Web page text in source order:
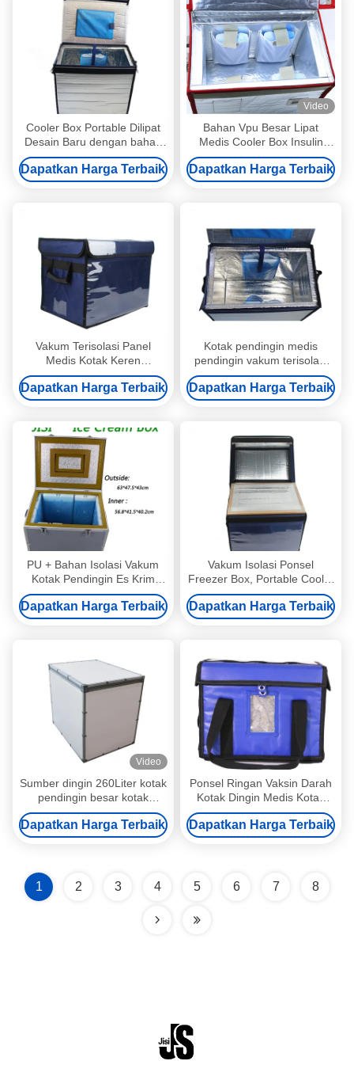
Cooler Box Portable Dilipat
Desain Baru dengan bahan
termal VIP
Dapatkan Harga Terbaik
Video
Bahan Vpu Besar Lipat
Medis Cooler Box Insulin
Terisolasi Untuk Transportasi
Panjang
Dapatkan Harga Terbaik
Vakum Terisolasi Panel
Medis Kotak Keren
Pengiriman Kotak Pendingin
Es Terisolasi
Dapatkan Harga Terbaik
Kotak pendingin medis
pendingin vakum terisolasi
disesuaikan untuk
transportasi rantai dingin
Dapatkan Harga Terbaik
PU + Bahan Isolasi Vakum
Kotak Pendingin Es Krim
Untuk -22C Beku
Dapatkan Harga Terbaik
Vakum Isolasi Ponsel
Freezer Box, Portable Cooler
Box 30 * 30 * 30cm Ukuran
Internal
Dapatkan Harga Terbaik
Video
Sumber dingin 260Liter kotak
pendingin besar kotak
pendingin vaksin medis kotak
pengiriman terisolasi untuk
transportasi rantai dingin
Dapatkan Harga Terbaik
Ponsel Ringan Vaksin Darah
Kotak Dingin Medis Kotak
Pendingin Portabel Tahan
Lama Dengan Paket Es
Dapatkan Harga Terbaik
1 2 3 4 5 6 7 8